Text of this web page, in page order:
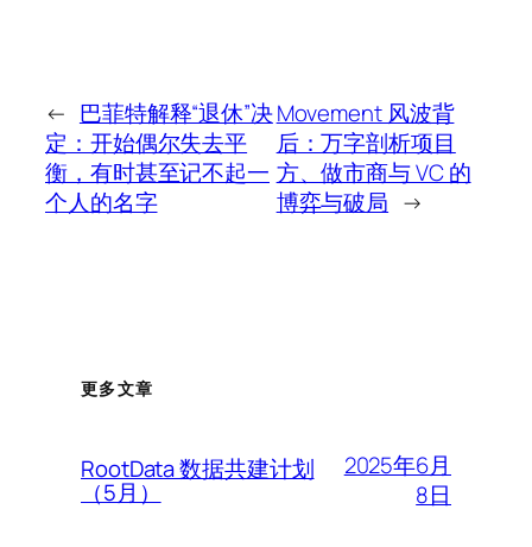
← 巴菲特解释“退休”决
定：开始偶尔失去平
衡，有时甚至记不起一
个人的名字
Movement 风波背
后：万字剖析项目
方、做市商与 VC 的
博弈与破局 →
更多文章
RootData 数据共建计划
（5月）
2025年6月
8日